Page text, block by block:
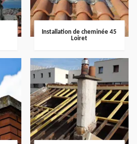
Installation de cheminée 45
Loiret